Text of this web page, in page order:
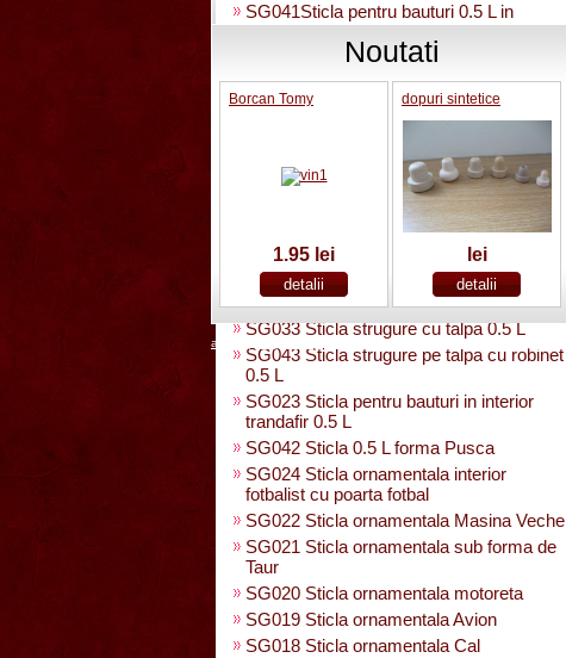
SG041Sticla pentru bauturi 0.5 L in
interior strugure
SG040 Sticla artistica in interior strugure
umpluta 0.35 L
SG030 Sticla artistica Amfora
SG025 Sticla carte vizita 0.35 L
SG032 Sticla pentru bauturi0.35 L
SG029 Sticla rasucita cu numar
SG038 Sticla pentru bauturi cu 2 pahare
SG031 Sticla forma para 0.5 L cu talpa
SG033 Sticla strugure cu talpa 0.5 L
SG043 Sticla strugure pe talpa cu robinet
0.5 L
SG023 Sticla pentru bauturi in interior
trandafir 0.5 L
SG042 Sticla 0.5 L forma Pusca
SG024 Sticla ornamentala interior
fotbalist cu poarta fotbal
SG022 Sticla ornamentala Masina Veche
SG021 Sticla ornamentala sub forma de
Taur
SG020 Sticla ornamentala motoreta
SG019 Sticla ornamentala Avion
SG018 Sticla ornamentala Cal
Noutati
Borcan Tomy
1.95 lei
dopuri sintetice
lei
acasa contact cum cumpar